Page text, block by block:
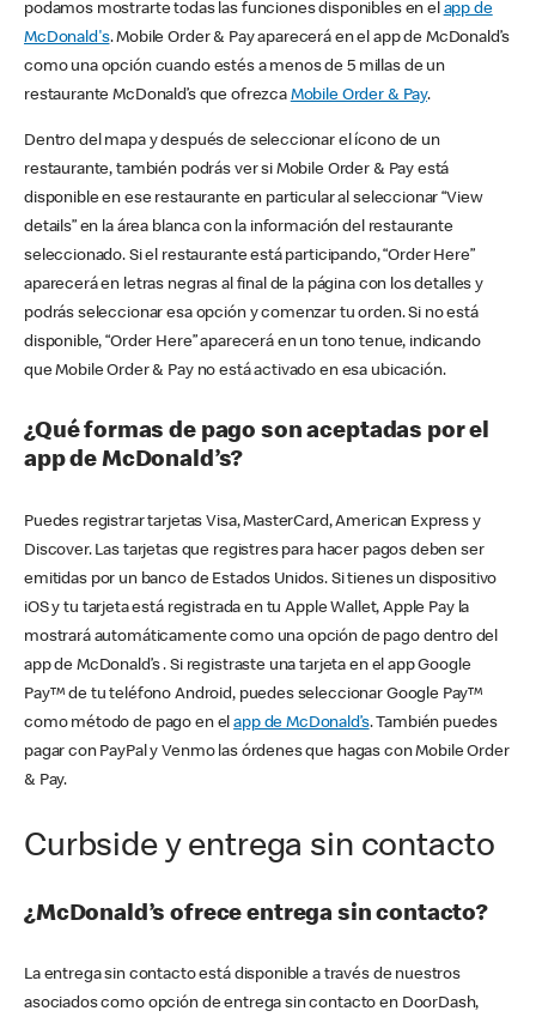
podamos mostrarte todas las funciones disponibles en el app de
McDonald's. Mobile Order & Pay aparecerá en el app de McDonald’s
como una opción cuando estés a menos de 5 millas de un
restaurante McDonald’s que ofrezca Mobile Order & Pay.
Dentro del mapa y después de seleccionar el ícono de un
restaurante, también podrás ver si Mobile Order & Pay está
disponible en ese restaurante en particular al seleccionar “View
details” en la área blanca con la información del restaurante
seleccionado. Si el restaurante está participando, “Order Here”
aparecerá en letras negras al final de la página con los detalles y
podrás seleccionar esa opción y comenzar tu orden. Si no está
disponible, “Order Here” aparecerá en un tono tenue, indicando
que Mobile Order & Pay no está activado en esa ubicación.
¿Qué formas de pago son aceptadas por el
app de McDonald’s?
Puedes registrar tarjetas Visa, MasterCard, American Express y
Discover. Las tarjetas que registres para hacer pagos deben ser
emitidas por un banco de Estados Unidos. Si tienes un dispositivo
iOS y tu tarjeta está registrada en tu Apple Wallet, Apple Pay la
mostrará automáticamente como una opción de pago dentro del
app de McDonald’s . Si registraste una tarjeta en el app Google
Pay™ de tu teléfono Android, puedes seleccionar Google Pay™
como método de pago en elapp de McDonald’s. También puedes
pagar con PayPal y Venmo las órdenes que hagas con Mobile Order
& Pay.
Curbside y entrega sin contacto
¿McDonald’s ofrece entrega sin contacto?
La entrega sin contacto está disponible a través de nuestros
asociados como opción de entrega sin contacto en DoorDash,